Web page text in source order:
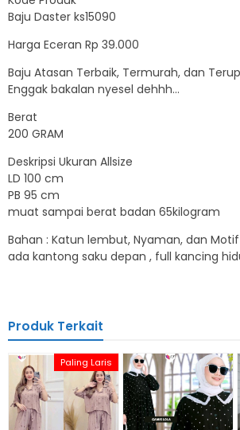
Baju Daster ks15090
Harga Eceran Rp 39.000
Baju Atasan Terbaik, Termurah, dan
Enggak bakalan nyesel dehhh…
Berat
200 GRAM
Deskripsi Ukuran Allsize
LD 100 cm
PB 95 cm
muat sampai berat badan 65kilogram
Bahan : Katun lembut, Nyaman, dan
ada kantong saku depan , full kancing
Produk Terkait
Paling Laris